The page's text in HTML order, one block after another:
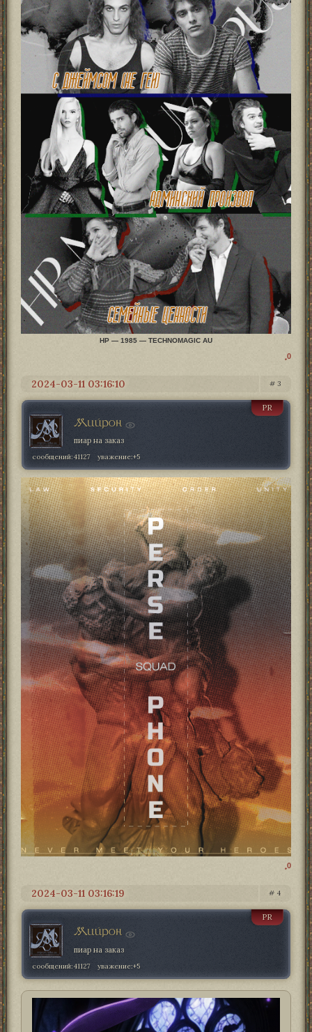
HP — 1985 — TECHNOMAGIC AU
0
3
2024-03-11 03:16:10
Мийрон
PR
пиар на заказ
сообщений:41127 уважение:+5
0
4
2024-03-11 03:16:19
Мийрон
PR
пиар на заказ
сообщений:41127 уважение:+5